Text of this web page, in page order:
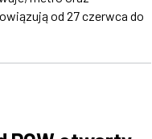
od 27 czerwca do